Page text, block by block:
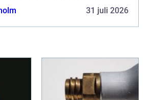
värme än den el som används.
31 juli 2026